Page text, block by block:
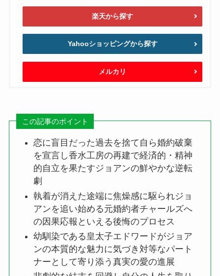
楽天から探す
Yahooショッピングから探す
メルカリ
この記事のポイント
恋に盲目だった過去を捨て自ら婚約破棄
を宣言し香水工房の再建で経済的・精神
的自立を果たすジョアンの鮮やかな逆転
劇
執着が消えた途端に焦燥感に駆られジョ
アンを追い始める元婚約者チャールズへ
の因果応報といえる後悔のプロセス
幼馴染である皇太子エドワードがジョア
ンの本質的な魅力に気づき対等なパート
ナーとして寄り添う真実の愛の進展